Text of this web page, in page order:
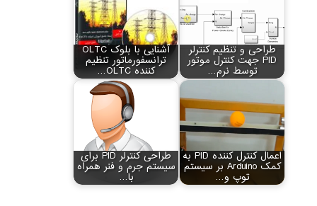
طراحی و تنظیم کنترلر
PID جهت کنترل موتور
توسط نرم…
آشنایی با بلوک OLTC
ترانسفورماتور تنظیم
کننده OLTC…
اعمال کنترل کننده PID به
کمک Arduino بر سیستم
توپ و…
طراحی کنترلر PID برای
سیستم جرم و فنر همراه
با…